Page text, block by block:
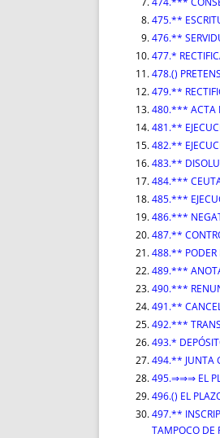
475.**
476.**
477.*
478.()
479.**
480.*** ACTA
481.**
482.**
483.**
484.***
485.***
486.***
487.**
488.** PODER
489.***
490.***
491.**
492.***
493.*
494.** JUNTA
495.⇒⇒⇒ EL
496.() EL
497.**
TAMPOCO DE